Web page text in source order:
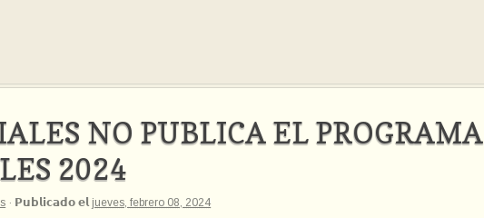
NO PUBLICA EL PROGRAMA
2024
· 𝗣𝘂𝗯𝗹𝗶𝗰𝗮𝗱𝗼 𝗲𝗹 jueves, febrero 08, 2024